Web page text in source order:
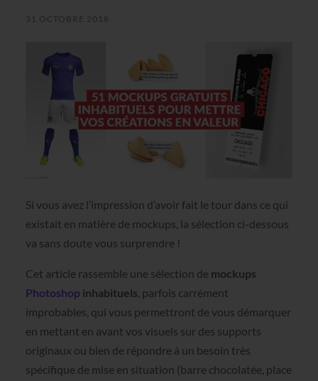
31 OCTOBRE 2018
Si vous avez l’impression d’avoir fait le tour dans ce qui
existait en matière de mockups, la sélection ci-dessous
va sans doute vous surprendre !
Cet article rassemble une sélection de mockups
Photoshop inhabituels, parfois carrément
improbables, qui vous permettront de vous démarquer
en mettant en avant vos visuels sur des supports
originaux ou bien de répondre à un besoin très
spécifique de mise en situation (barre chocolatée, place